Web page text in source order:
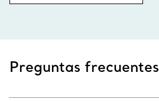
Preguntas frecuentes